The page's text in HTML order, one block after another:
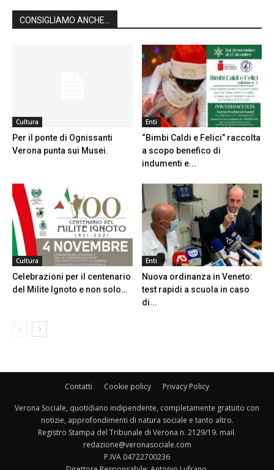
CONSIGLIAMO ANCHE...
Cultura
Per il ponte di Ognissanti
Verona punta sui Musei.
Enti
“Bimbi Caldi e Felici” raccolta
a scopo benefico di
indumenti e...
Cultura
Celebrazioni per il centenario
del Milite Ignoto e non solo…
Enti
Nuova ordinanza in Veneto:
test rapidi a scuola in caso
di...
Contatti Cookie policy Privacy Policy
Verona Sociale, quotidiano indipendente, completamente gratuito con
notizie, approfondimenti di natura sociale e tanto altro.
Registro Stampa del Tribunale di Verona n. 2129/19. mail.
redazione@veronasociale.com
P.IVA 04722700236